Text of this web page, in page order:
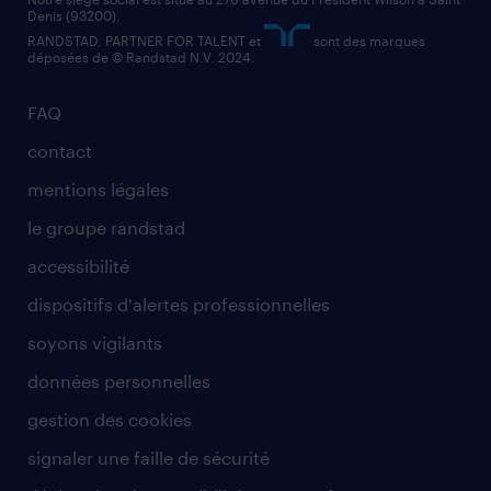
FAQ
contact
mentions légales
le groupe randstad
accessibilité
dispositifs d'alertes professionnelles
soyons vigilants
données personnelles
gestion des cookies
signaler une faille de sécurité
Denis (93200).
RANDSTAD, PARTNER FOR TALENT et
sont des marques
déposées de © Randstad N.V. 2024.